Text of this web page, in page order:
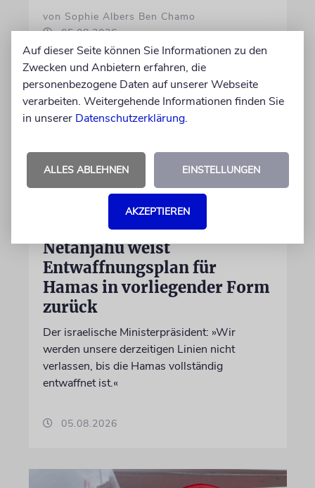
von Sophie Albers Ben Chamo
05.08.2026
Netanjahu weist
Entwaffnungsplan für
Hamas in vorliegender Form
zurück
Der israelische Ministerpräsident: »Wir
werden unsere derzeitigen Linien nicht
verlassen, bis die Hamas vollständig
entwaffnet ist.«
05.08.2026
Auf dieser Seite können Sie Informationen zu den
Zwecken und Anbietern erfahren, die
personenbezogene Daten auf unserer Webseite
verarbeiten. Weitergehende Informationen finden Sie
in unserer Datenschutzerklärung.
ALLES ABLEHNEN EINSTELLUNGEN
AKZEPTIEREN